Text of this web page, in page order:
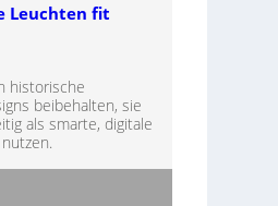
Leuchten fit
historische
beibehalten, sie
als smarte, digitale